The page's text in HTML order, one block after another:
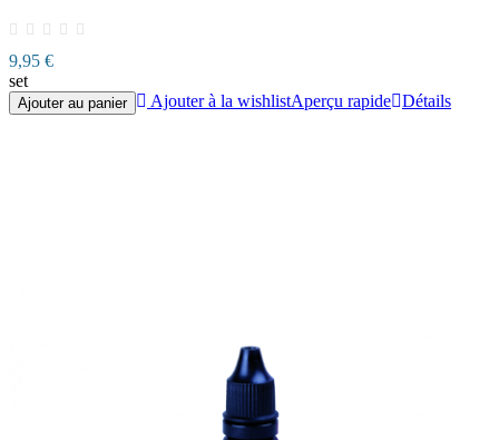
9,95 €
set
Ajouter au panier Ajouter à la wishlistAperçu rapide Détails